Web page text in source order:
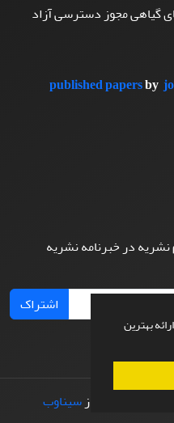
بهترین
گیاهی مجوز دسترسی آزاد
published papersby
نشریه در خبرنامه نشریه
اشتراک
و پیاده سازی از سیناوب